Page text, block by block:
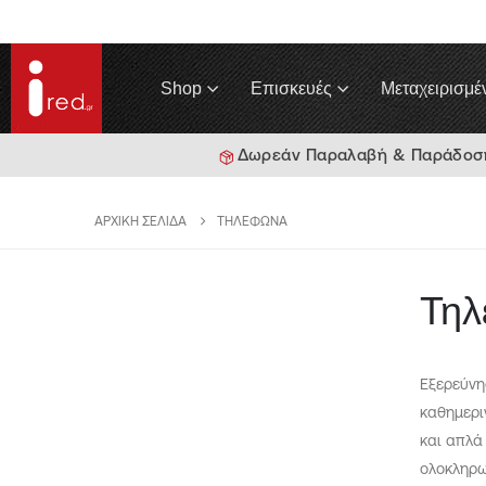
Shop Επισκευές
Δωρεάν Παραλαβή &
ΑΡΧΙΚΉ ΣΕΛΊΔΑ ΤΗΛΈΦΩΝΑ
και